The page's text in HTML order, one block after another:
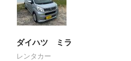
ダイハツ ミラ
レンタカー